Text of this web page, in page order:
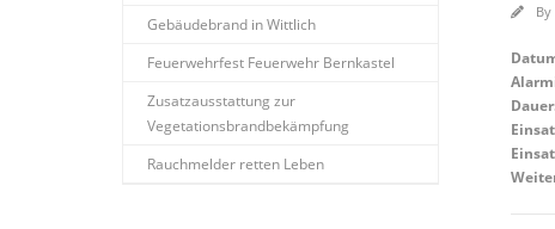
By
Gebäudebrand in Wittlich
Feuerwehrfest Feuerwehr Bernkastel
Zusatzausstattung zur
Vegetationsbrandbekämpfung
Rauchmelder retten Leben